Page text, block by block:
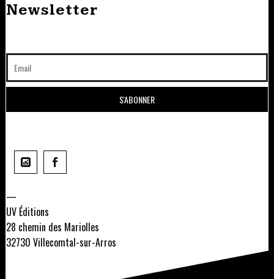
Newsletter
—
UV Éditions
28 chemin des Mariolles
32730 Villecomtal-sur-Arros